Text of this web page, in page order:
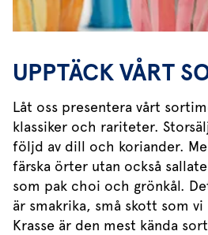
UPPTÄCK VÅRT
Låt oss presentera vårt
klassiker och rariteter.
följd av dill och koriander.
färska örter utan också
som pak choi och grönkål.
är smakrika, små skott som
Krasse är den mest kända